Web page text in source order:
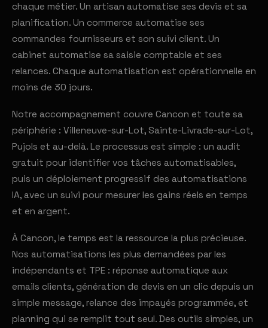
chaque métier. Un artisan automatise ses devis et sa
planification. Un commerce automatise ses
commandes fournisseurs et son suivi client. Un
cabinet automatise sa saisie comptable et ses
relances. Chaque automatisation est opérationnelle en
moins de 30 jours.
Notre accompagnement couvre Cancon et toute sa
périphérie : Villeneuve-sur-Lot, Sainte-Livrade-sur-Lot,
Pujols et au-delà. Le processus est simple : un audit
gratuit pour identifier vos tâches automatisables,
puis un déploiement progressif des automatisations
IA, avec un suivi pour mesurer les gains réels en temps
et en argent.
À Cancon, le temps est la ressource la plus précieuse.
Nos automatisations les plus demandées par les
indépendants et TPE : réponse automatique aux
emails clients, génération de devis en un clic depuis un
simple message, relance des impayés programmée, et
planning qui se remplit tout seul. Des outils simples, un